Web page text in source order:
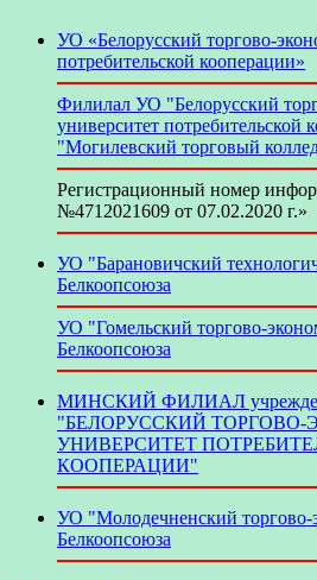
УО «Белорусский торгово-
потребительской кооперации»
Филилал УО "Белорусский
университет потребительской
"Могилевский торговый
Регистрационный номер
№4712021609 от 07.02.2020 г.»
УО "Барановичский
Белкоопсоюза
УО "Гомельский торгово-
Белкоопсоюза
МИНСКИЙ ФИЛИАЛ
"БЕЛОРУССКИЙ
УНИВЕРСИТЕТ
КООПЕРАЦИИ"
УО "Молодечненский торгово-
Белкоопсоюза